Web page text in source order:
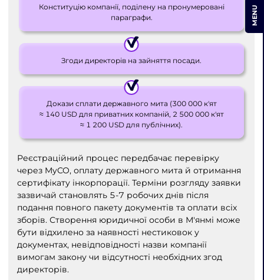
Конституцію компанії, поділену на пронумеровані
параграфи.
Згоди директорів на зайняття посади.
Докази сплати державного мита (300 000 к'ят
≈ 140 USD для приватних компаній, 2 500 000 к'ят
≈ 1 200 USD для публічних).
Реєстраційний процес передбачає перевірку
через MyCO, оплату державного мита й отримання
сертифікату інкорпорації. Терміни розгляду заявки
зазвичай становлять 5-7 робочих днів після
подання повного пакету документів та оплати всіх
зборів. Створення юридичної особи в М'янмі може
бути відхилено за наявності нестиковок у
документах, невідповідності назви компанії
вимогам закону чи відсутності необхідних згод
директорів.
MENU